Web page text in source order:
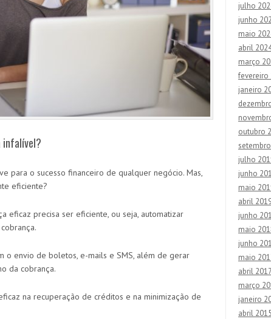
infalível?
para o sucesso financeiro de qualquer negócio. Mas,
eficiente?
eficaz precisa ser eficiente, ou seja, automatizar
o envio de boletos, e-mails e SMS, além de gerar
da cobrança.
na recuperação de créditos e na minimização de
julho
junho
maio
abril
março
fevereiro
janeiro
outubro
julho
junho
maio
abril
junho
maio
junho
maio
abril 2017
março
janeiro
abril 2015